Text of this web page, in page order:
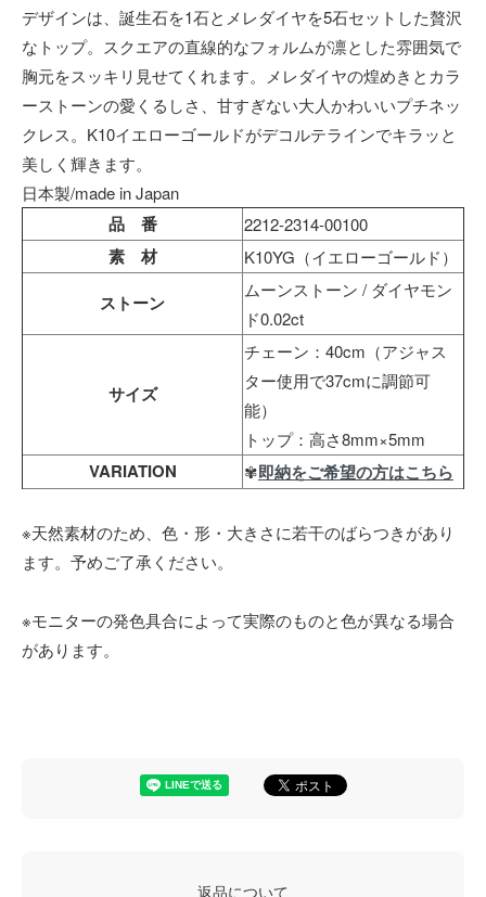
デザインは、誕生石を1石とメレダイヤを5石セットした贅沢
なトップ。スクエアの直線的なフォルムが凛とした雰囲気で
胸元をスッキリ見せてくれます。メレダイヤの煌めきとカラ
ーストーンの愛くるしさ、甘すぎない大人かわいいプチネッ
クレス。K10イエローゴールドがデコルテラインでキラッと
美しく輝きます。
日本製/made in Japan
品 番 2212-2314-00100
素 材 K10YG（イエローゴールド）
ストーン
ムーンストーン / ダイヤモン
ド0.02ct
サイズ
チェーン：40cm（アジャス
ター使用で37cmに調節可
能）
トップ：高さ8mm×5mm
VARIATION ✾即納をご希望の方はこちら
※天然素材のため、色・形・大きさに若干のばらつきがあり
ます。予めご了承ください。
※モニターの発色具合によって実際のものと色が異なる場合
があります。
返品について